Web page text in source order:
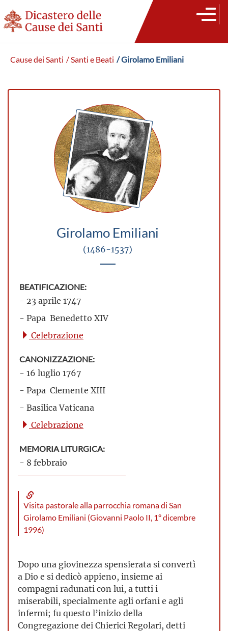
Cause dei Santi / Santi e Beati / Girolamo Emiliani
Girolamo Emiliani
(1486-1537)
BEATIFICAZIONE:
- 23 aprile 1747
- Papa Benedetto XIV
Celebrazione
CANONIZZAZIONE:
- 16 luglio 1767
- Papa Clemente XIII
- Basilica Vaticana
Celebrazione
MEMORIA LITURGICA:
- 8 febbraio
Visita pastorale alla parrocchia romana di San
Girolamo Emiliani (Giovanni Paolo II, 1° dicembre
1996)
Dopo una giovinezza spensierata si convertì
a Dio e si dedicò appieno, insieme ai
compagni radunati con lui, a tutti i
miserabili, specialmente agli orfani e agli
infermi; fu questo l’inizio della
Congregazione dei Chierici Regolari, detti